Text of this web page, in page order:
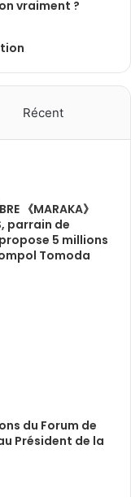
vraiment ?
Récent
《MARAKA》
parrain de
5 millions
Tomoda
du Forum de
Président de la